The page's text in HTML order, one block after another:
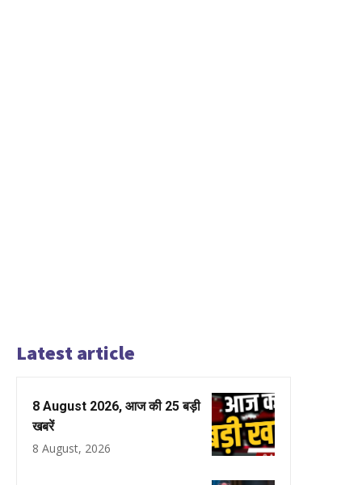
Latest article
8 August 2026, आज की 25 बड़ी
खबरें
8 August, 2026